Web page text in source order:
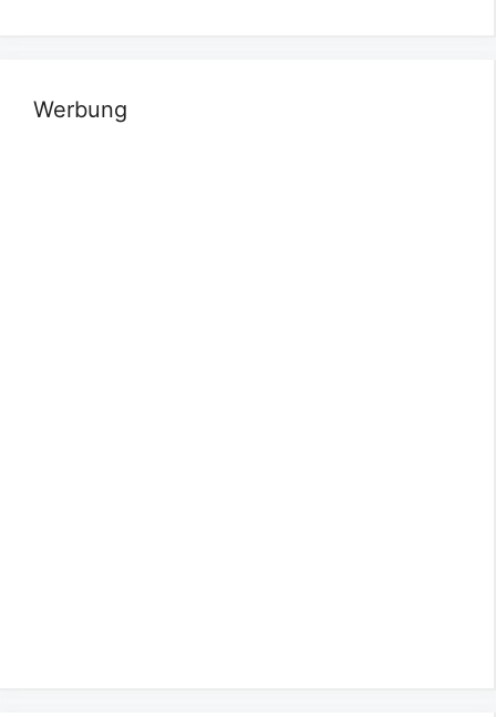
Werbung